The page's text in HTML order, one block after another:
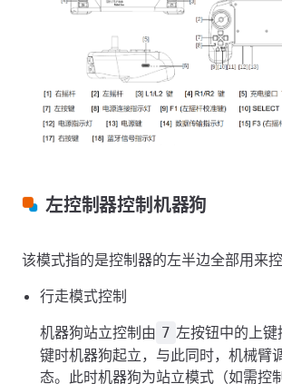
左控制器控制机器狗
该模式指的是控制器的左半边全部用来控
行走模式控制
机器狗站立控制由 7 左按钮中的上
键时机器狗起立，与此同时，机械臂
态。此时机器狗为站立模式（如需控